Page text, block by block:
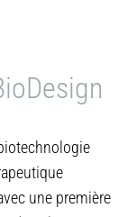
une première